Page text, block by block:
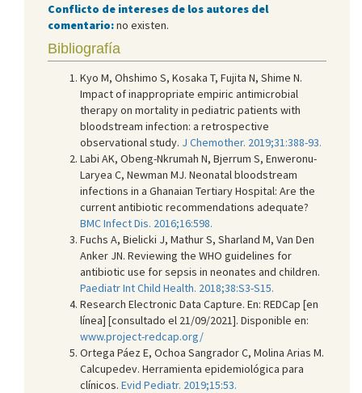
Conflicto de intereses de los autores del
comentario:no existen.
Bibliografía
Kyo M, Ohshimo S, Kosaka T, Fujita N, Shime N.
Impact of inappropriate empiric antimicrobial
therapy on mortality in pediatric patients with
bloodstream infection: a retrospective
observational study. J Chemother. 2019;31:388-93.
Labi AK, Obeng-Nkrumah N, Bjerrum S, Enweronu-
Laryea C, Newman MJ. Neonatal bloodstream
infections in a Ghanaian Tertiary Hospital: Are the
current antibiotic recommendations adequate?
BMC Infect Dis. 2016;16:598.
Fuchs A, Bielicki J, Mathur S, Sharland M, Van Den
Anker JN. Reviewing the WHO guidelines for
antibiotic use for sepsis in neonates and children.
Paediatr Int Child Health. 2018;38:S3-S15.
Research Electronic Data Capture. En: REDCap [en
línea] [consultado el 21/09/2021]. Disponible en:
www.project-redcap.org/
Ortega Páez E, Ochoa Sangrador C, Molina Arias M.
Calcupedev. Herramienta epidemiológica para
clínicos. Evid Pediatr. 2019;15:53.